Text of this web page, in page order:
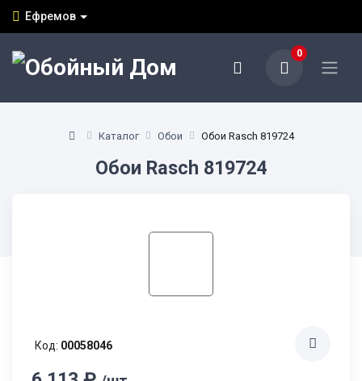
Ефремов
0
Каталог Обои Обои Rasch 819724
Обои Rasch 819724
Код: 00058046